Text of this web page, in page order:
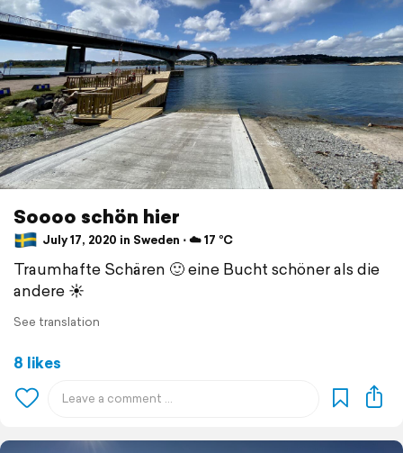
Soooo schön hier
July 17, 2020 in Sweden ⋅ ☁️ 17 °C
Traumhafte Schären 🙂 eine Bucht schöner als die
andere ☀️
See translation
8 likes